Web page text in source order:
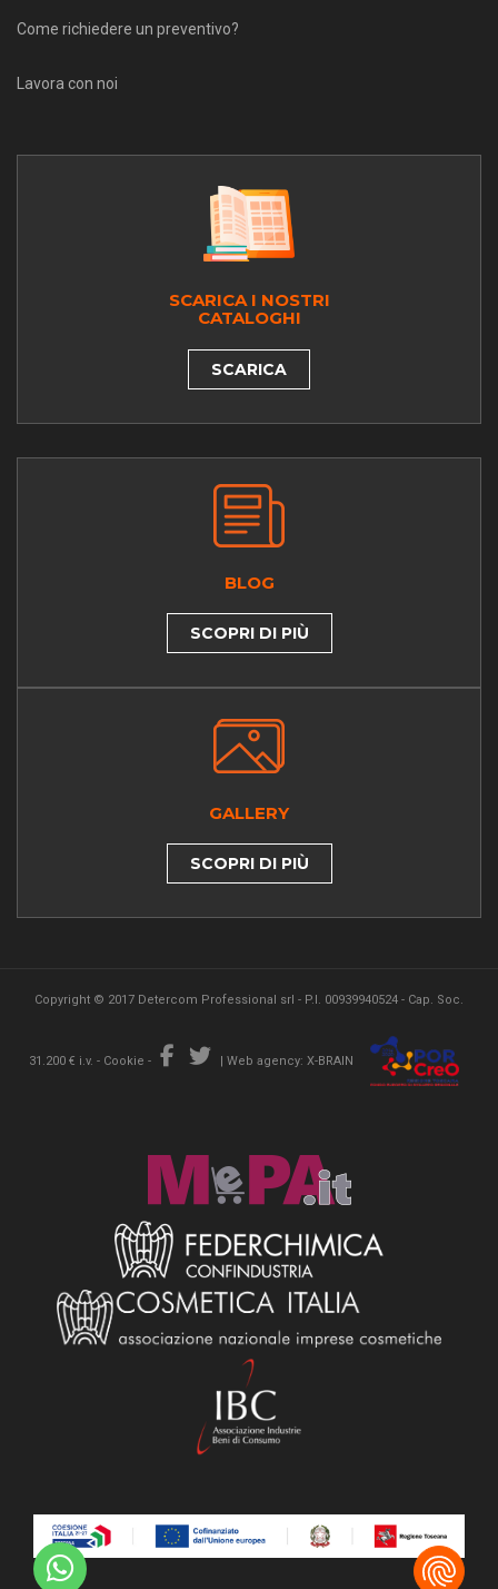
Come richiedere un preventivo?
Lavora con noi
SCARICA I NOSTRI
CATALOGHI
SCARICA
BLOG
SCOPRI DI PIÙ
GALLERY
SCOPRI DI PIÙ
Copyright © 2017 Detercom Professional srl - P.I. 00939940524 - Cap. Soc.
31.200 € i.v. - Cookie - | Web agency: X-BRAIN